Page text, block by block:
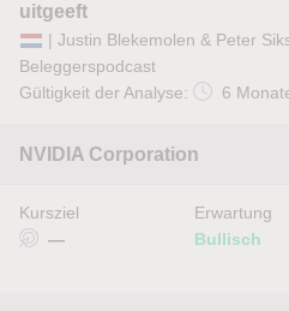
uitgeeft
| Justin Blekemolen & Peter
Beleggerspodcast
Gültigkeit der Analyse:
6
NVIDIA Corporation
Kursziel
—
Erwartung
Bullisch